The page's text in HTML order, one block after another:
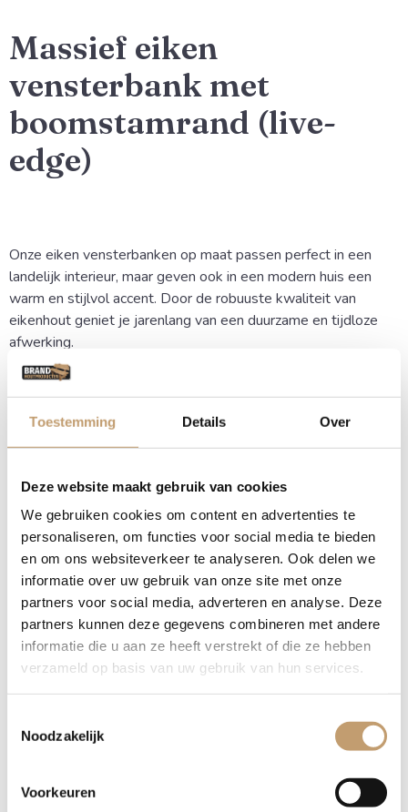
Toestemming Details Over
Deze website maakt gebruik van cookies
We gebruiken cookies om content en advertenties te
personaliseren, om functies voor social media te bieden
en om ons websiteverkeer te analyseren. Ook delen we
informatie over uw gebruik van onze site met onze
partners voor social media, adverteren en analyse. Deze
partners kunnen deze gegevens combineren met andere
informatie die u aan ze heeft verstrekt of die ze hebben
verzameld op basis van uw gebruik van hun services.
Noodzakelijk
Voorkeuren
Massief eiken
vensterbank met
boomstamrand (live-
edge)
Onze eiken vensterbanken op maat passen perfect in een
landelijk interieur, maar geven ook in een modern huis een
warm en stijlvol accent. Door de robuuste kwaliteit van
eikenhout geniet je jarenlang van een duurzame en tijdloze
afwerking.
Uniek Karakter
Elke plank is volledig uniek in vorm, kleur en nerftekening.
vensterbank hetzelfde. Wil je vooraf een foto ontvangen van
de beschikbare planken? Wij denken graag met je mee zodat
je de perfecte keuze kunt maken voor jouw woning.
Waarom kiezen voor een eiken
vensterbank met
boomstamrand?
Hoogwaardig Materiaal:
Natuurlijke Esthetiek:
Unieke uitstraling door de
Maatwerk:
Volledig op maat gemaakt, passend onder